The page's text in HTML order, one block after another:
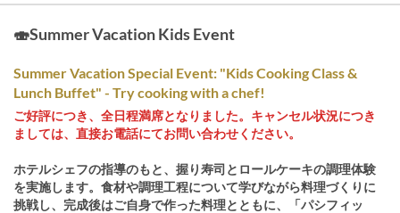
🍣Summer Vacation Kids Event
Summer Vacation Special Event: "Kids Cooking Class &
Lunch Buffet" - Try cooking with a chef!
ご好評につき、全日程満席となりました。キャンセル状況につき
ましては、直接お電話にてお問い合わせください。
ホテルシェフの指導のもと、握り寿司とロールケーキの調理体験
を実施します。食材や調理工程について学びながら料理づくりに
挑戦し、完成後はご自身で作った料理とともに、「パシフィッ